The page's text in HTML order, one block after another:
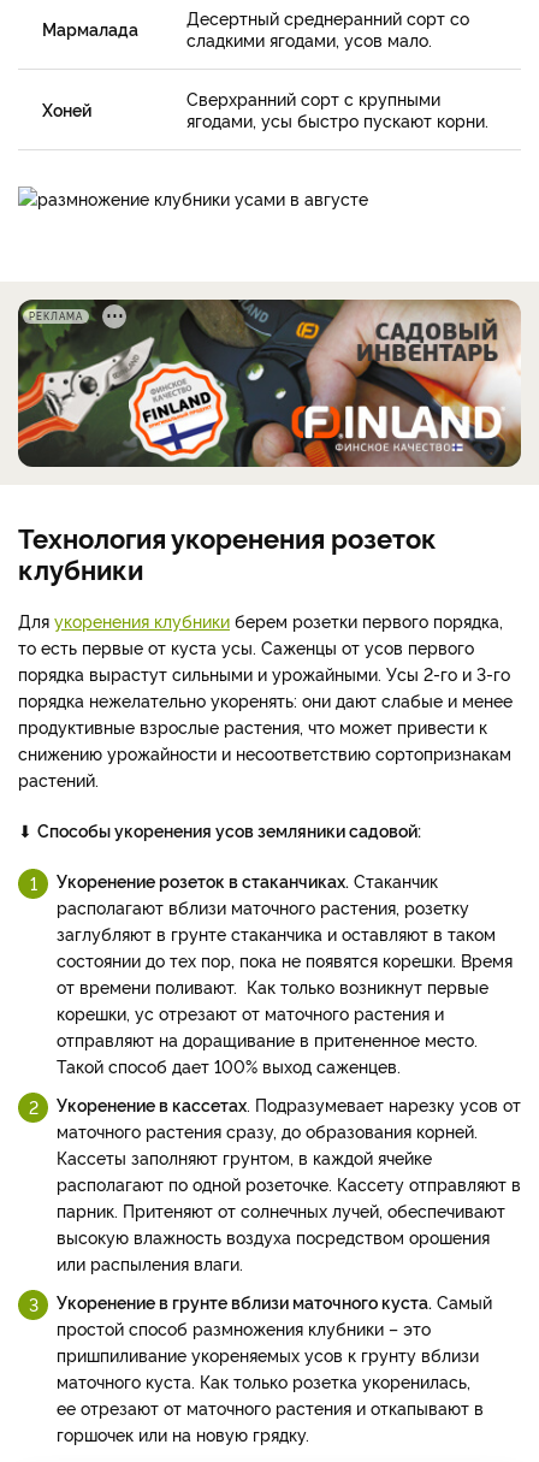
Мармалада
Десертный среднеранний сорт со
сладкими ягодами, усов мало.
Хоней
Сверхранний сорт с крупными
ягодами, усы быстро пускают корни.
РЕКЛАМА
Технология укоренения розеток
клубники
Для укоренения клубники берем розетки первого порядка,
то есть первые от куста усы. Саженцы от усов первого
порядка вырастут сильными и урожайными. Усы 2-го и 3-го
порядка нежелательно укоренять: они дают слабые и менее
продуктивные взрослые растения, что может привести к
снижению урожайности и несоответствию сортопризнакам
растений.
⬇ Способы укоренения усов земляники садовой:
Укоренение розеток в стаканчиках. Стаканчик
располагают вблизи маточного растения, розетку
заглубляют в грунте стаканчика и оставляют в таком
состоянии до тех пор, пока не появятся корешки. Время
от времени поливают. Как только возникнут первые
корешки, ус отрезают от маточного растения и
отправляют на доращивание в притененное место.
Такой способ дает 100% выход саженцев.
Укоренение в кассетах. Подразумевает нарезку усов от
маточного растения сразу, до образования корней.
Кассеты заполняют грунтом, в каждой ячейке
располагают по одной розеточке. Кассету отправляют в
парник. Притеняют от солнечных лучей, обеспечивают
высокую влажность воздуха посредством орошения
или распыления влаги.
Укоренение в грунте вблизи маточного куста. Самый
простой способ размножения клубники – это
пришпиливание укореняемых усов к грунту вблизи
маточного куста. Как только розетка укоренилась,
ее отрезают от маточного растения и откапывают в
горшочек или на новую грядку.